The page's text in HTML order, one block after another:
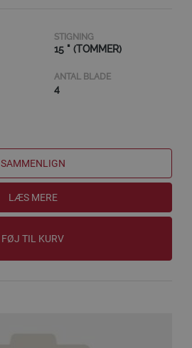
STIGNING
15 " (TOMMER)
ANTAL BLADE
4
SAMMENLIGN
LÆS MERE
FØJ TIL KURV